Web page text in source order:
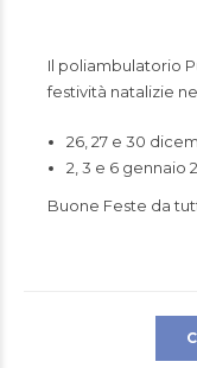
Il poliambulatorio
festività natalizie
26, 27 e 30
2, 3 e 6 gennaio
Buone Feste da